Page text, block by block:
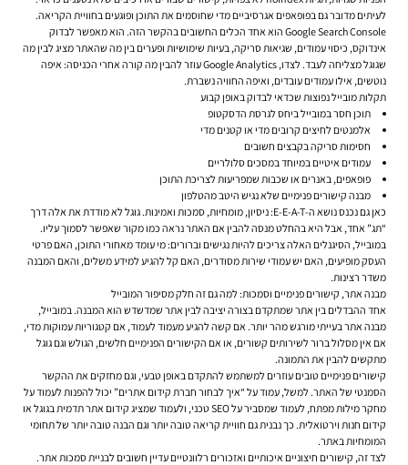
לעיתים מדובר גם בפופאפים אגרסיביים מדי שחוסמים את התוכן ופוגעים בחוויית הקריאה.
Google Search Console הוא אחד הכלים החשובים בהקשר הזה. הוא מאפשר לבדוק
אינדוקס, כיסוי עמודים, שגיאות סריקה, בעיות שימושיות ופערים בין מה שהאתר מציג לבין מה
שגוגל מצליחה לעבד. לצדו, Google Analytics עוזר להבין מה קורה אחרי הכניסה: איפה
נוטשים, אילו עמודים עובדים, ואיפה החוויה נשברת.
תקלות מובייל נפוצות שכדאי לבדוק באופן קבוע
תוכן חסר במובייל ביחס לגרסת הדסקטופ
אלמנטים לחיצים קרובים מדי או קטנים מדי
חסימות סריקה בקבצים חשובים
עמודים איטיים במיוחד במסכים סלולריים
פופאפים, באנרים או שכבות שמפריעות לצריכת התוכן
מבנה קישורים פנימיים שלא נגיש היטב מהטלפון
כאן גם נכנס נושא ה-E-E-A-T: ניסיון, מומחיות, סמכות ואמינות. גוגל לא מודדת את אלה דרך
“תג” אחד, אבל היא בהחלט מנסה להבין אם האתר נראה כמו מקור שאפשר לסמוך עליו.
במובייל, הסיגנלים האלה צריכים להיות נגישים וברורים: מי עומד מאחורי התוכן, האם פרטי
העסק מופיעים, האם יש עמודי שירות מסודרים, האם קל להגיע למידע משלים, והאם המבנה
משדר רצינות.
מבנה אתר, קישורים פנימיים וסמכות: למה גם זה חלק מסיפור המובייל
אחד ההבדלים בין אתר שמתקדם בצורה יציבה לבין אתר שמדשדש הוא המבנה. במובייל,
מבנה אתר בעייתי מורגש מהר יותר. אם קשה להגיע מעמוד לעמוד, אם קטגוריות עמוקות מדי,
אם אין מסלול ברור לשירותים קשורים, או אם הקישורים הפנימיים חלשים, הגולש וגם גוגל
מתקשים להבין את התמונה.
קישורים פנימיים טובים עוזרים למשתמש להתקדם באופן טבעי, וגם מחזקים את ההקשר
הסמנטי של האתר. למשל, עמוד על “איך לבחור חברת קידום אתרים” יכול להפנות לעמוד על
מחקר מילות מפתח, לעמוד שמסביר על SEO טכני, ולעמוד שמציג קידום אתר תדמית בגוגל או
קידום חנות וירטואלית. כך נבנית גם חוויית קריאה טובה יותר וגם הבנה טובה יותר של תחומי
המומחיות באתר.
לצד זה, קישורים חיצוניים איכותיים ואזכורים רלוונטיים עדיין חשובים לבניית סמכות אתר.